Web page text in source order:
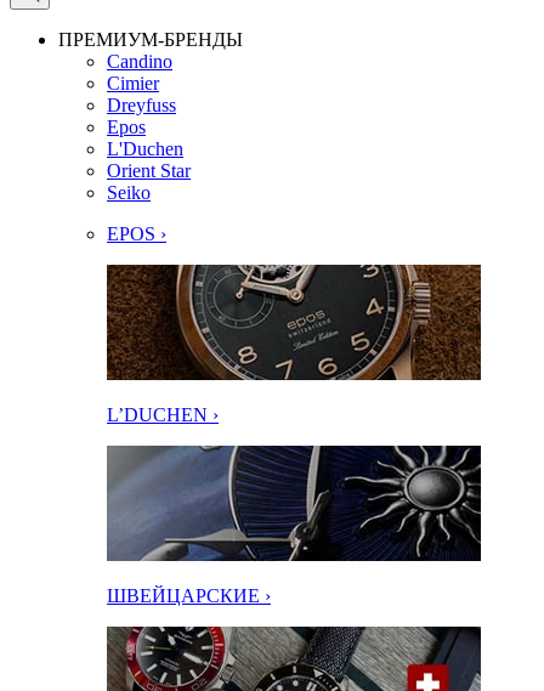
ПРЕМИУМ-БРЕНДЫ
Candino
Cimier
Dreyfuss
Epos
L'Duchen
Orient Star
Seiko
EPOS ›
L’DUCHEN ›
ШВЕЙЦАРСКИЕ ›